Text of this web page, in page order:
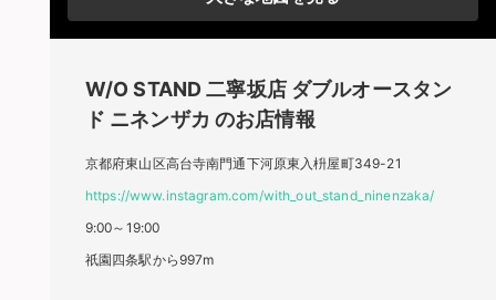
W/O STAND 二寧坂店 ダブルオースタン
ド ニネンザカ のお店情報
京都府東山区高台寺南門通下河原東入枡屋町349-21
https://www.instagram.com/with_out_stand_ninenzaka/
9:00～19:00
祇園四条駅から997m